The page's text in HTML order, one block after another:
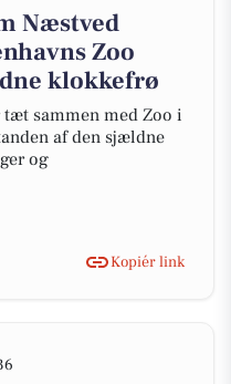
Næstved
Zoo
klokkefrø
sammen med Zoo i
af den sjældne
og
Kopiér link